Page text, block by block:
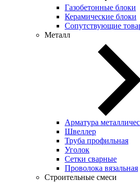
Газобетонные блоки
Керамические блоки
Сопутствующие
Металл
Арматура
Швеллер
Труба профильная
Уголок
Сетки сварные
Проволока вязальная
Строительные смеси